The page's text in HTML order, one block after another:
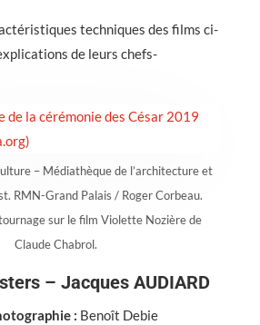
techniques des films ci-
de leurs chefs-
– Médiathèque de l’architecture et
RMN-Grand Palais / Roger Corbeau.
sur le film Violette Nozière de
Claude Chabrol.
– Jacques AUDIARD
: Benoît Debie